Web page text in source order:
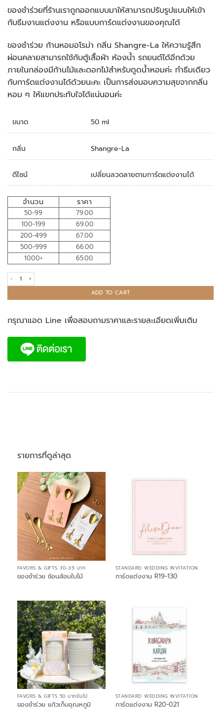
ของชำร่วยที่ร้านเราถูกออกแบบมาให้สามารถปรับรูปแบบให้เข้า
กับธีมงานแต่งงาน หรือแบบการ์ดแต่งงานของคุณได้
ของชำร่วย ก้านหอมอโรม่า กลิ่น Shangre-La ให้ความรู้สึก
ผ่อนคลายสามารถใช้กับตู้เสื้อผ้า ห้องน้ำ รถยนต์ได้อีกด้วย
ภายในกล่องมีก้านไม้และดอกไม้สำหรับดูดน้ำหอมค่ะ ทำธีมเดียว
กับการ์ดแต่งงานได้ด้วยนะคะ เป็นการส่งมอบความสุขจากกลิ่น
หอม ๆ ให้แขกประทับใจได้แน่นอนค่ะ
ขนาด 50 ml
กลิ่น Shangre-La
ดีไซน์ เปลี่ยนลวดลายตามการ์ดแต่งงานได้
จำนวน ราคา
50-99
79.00
100-199
69.00
200-499
67.00
500-999
66.00
1000+
65.00
ของชำร่วย ก้านหอมอโรม่า quantity
ADD TO CART
กรุณาแอด Line เพื่อสอบถามราคาและรายละเอียดเพิ่มเติม
รายการที่ดูล่าสุด
FAVORS & GIFTS 30-39 บาท
ของชำร่วย ช้อนส้อมใบไม้
STANDARD WEDDING INVITATION
การ์ดแต่งงาน R19-130
FAVORS & GIFTS 50 บาทขึ้นไป
ของชำร่วย แก้วเก็บอุณหภูมิ
STANDARD WEDDING INVITATION
การ์ดแต่งงาน R20-021